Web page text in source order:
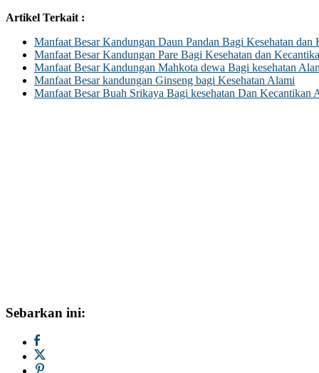
Artikel Terkait :
Manfaat Besar Kandungan Daun Pandan Bagi Kesehatan dan
Manfaat Besar Kandungan Pare Bagi Kesehatan dan
Manfaat Besar Kandungan Mahkota dewa Bagi kesehatan
Manfaat Besar kandungan Ginseng bagi Kesehatan Alami
Manfaat Besar Buah Srikaya Bagi kesehatan Dan Kecantikan
Sebarkan ini: